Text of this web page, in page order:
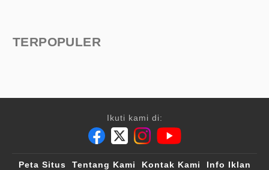
TERPOPULER
Ikuti kami di:
Peta Situs Tentang Kami Kontak Kami
Info Iklan